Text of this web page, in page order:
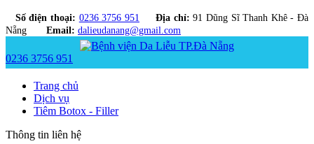
Số điện thoại: 0236 3756 951 Địa chỉ: 91 Dũng Sĩ Thanh Khê - Đà
Nẵng
Email: dalieudanang@gmail.com
0236 3756 951
Trang chủ
Dịch vụ
Tiêm Botox - Filler
Thông tin liên hệ